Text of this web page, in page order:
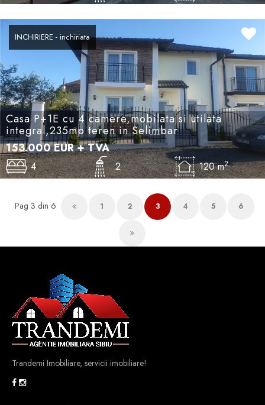
INCHIRIERE - inchiriata
Casa P+1E cu 4 camere,mobilata si utilata
integral,235mp teren in Selimbar
153.000EUR+ TVA
4 2 120 m2
Pag 3 din 6 1 2 3 4 5 6
Trandemi Imobiliare, servicii imobiliare!